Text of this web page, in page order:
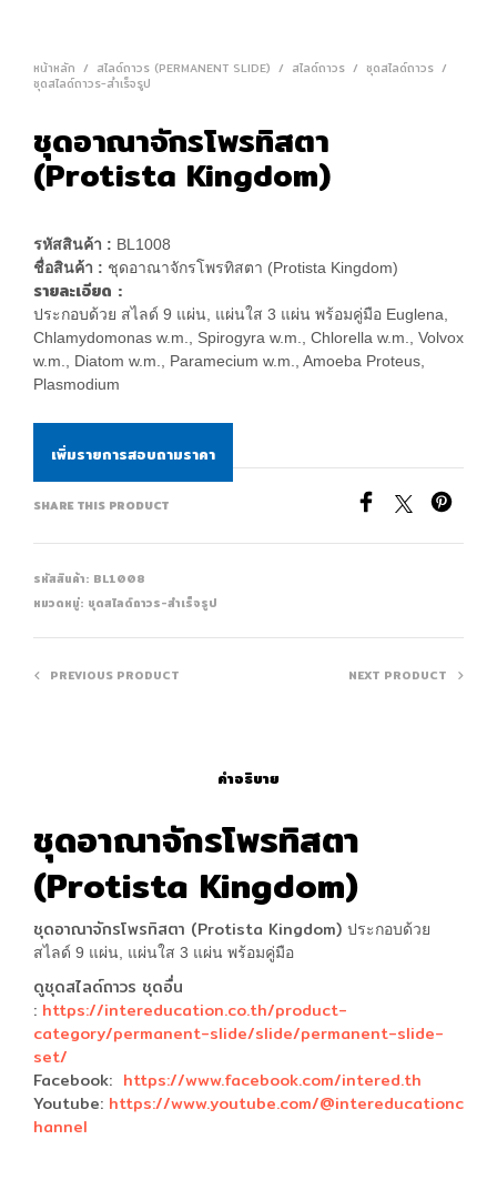
หน้าหลัก / สไลด์ถาวร (PERMANENT SLIDE) / สไลด์ถาวร / ชุดสไลด์ถาวร /
ชุดสไลด์ถาวร-สำเร็จรูป
ชุดอาณาจักรโพรทิสตา
(Protista Kingdom)
รหัสสินค้า : BL1008
ชื่อสินค้า : ชุดอาณาจักรโพรทิสตา (Protista Kingdom)
รายละเอียด :
ประกอบด้วย สไลด์ 9 แผ่น, แผ่นใส 3 แผ่น พร้อมคู่มือ Euglena,
Chlamydomonas w.m., Spirogyra w.m., Chlorella w.m., Volvox
w.m., Diatom w.m., Paramecium w.m., Amoeba Proteus,
Plasmodium
เพิ่มรายการสอบถามราคา
SHARE THIS PRODUCT
รหัสสินค้า: BL1008
หมวดหมู่: ชุดสไลด์ถาวร-สำเร็จรูป
PREVIOUS PRODUCT NEXT PRODUCT
คำอธิบาย
ชุดอาณาจักรโพรทิสตา
(Protista Kingdom)
ชุดอาณาจักรโพรทิสตา (Protista Kingdom) ประกอบด้วย
สไลด์ 9 แผ่น, แผ่นใส 3 แผ่น พร้อมคู่มือ
ดูชุดสไลด์ถาวร ชุดอื่น
: https://intereducation.co.th/product-
category/permanent-slide/slide/permanent-slide-
set/
Facebook: https://www.facebook.com/intered.th
Youtube: https://www.youtube.com/@intereducationc
hannel